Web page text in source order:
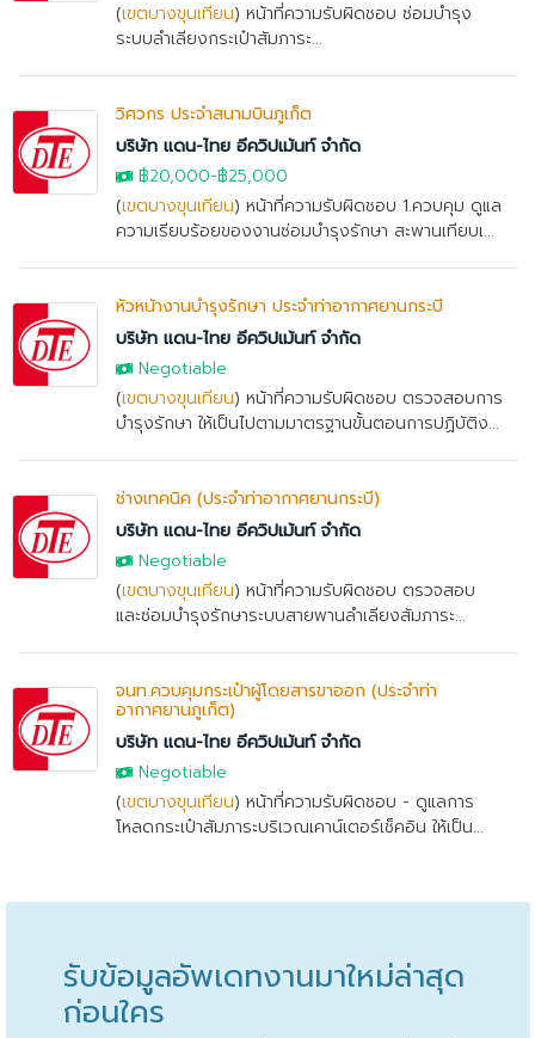
(เขตบางขุนเทียน) หน้าที่ความรับผิดชอบ ซ่อมบำรุง
ระบบลำเลียงกระเป๋าสัมภาระ...
วิศวกร ประจำสนามบินภูเก็ต
บริษัท แดน-ไทย อีควิปเม้นท์ จำกัด
฿20,000-฿25,000
(เขตบางขุนเทียน) หน้าที่ความรับผิดชอบ 1.ควบคุม ดูแล
ความเรียบร้อยของงานซ่อมบำรุงรักษา สะพานเทียบเ...
หัวหน้างานบำรุงรักษา ประจำท่าอากาศยานกระบี่
บริษัท แดน-ไทย อีควิปเม้นท์ จำกัด
Negotiable
(เขตบางขุนเทียน) หน้าที่ความรับผิดชอบ ตรวจสอบการ
บำรุงรักษา ให้เป็นไปตามมาตรฐานขั้นตอนการปฏิบัติง...
ช่างเทคนิค (ประจำท่าอากาศยานกระบี่)
บริษัท แดน-ไทย อีควิปเม้นท์ จำกัด
Negotiable
(เขตบางขุนเทียน) หน้าที่ความรับผิดชอบ ตรวจสอบ
และซ่อมบำรุงรักษาระบบสายพานลำเลียงสัมภาระ...
จนท.ควบคุมกระเป๋าผู้โดยสารขาออก (ประจำท่า
อากาศยานภูเก็ต)
บริษัท แดน-ไทย อีควิปเม้นท์ จำกัด
Negotiable
(เขตบางขุนเทียน) หน้าที่ความรับผิดชอบ - ดูแลการ
โหลดกระเป๋าสัมภาระบริเวณเคาน์เตอร์เช็คอิน ให้เป็น...
รับข้อมูลอัพเดทงานมาใหม่ล่าสุด
ก่อนใคร